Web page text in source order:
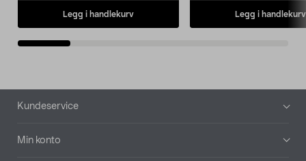
Legg i handlekurv Legg i handlekurv
Bunntekst
Kundeservice
Min konto